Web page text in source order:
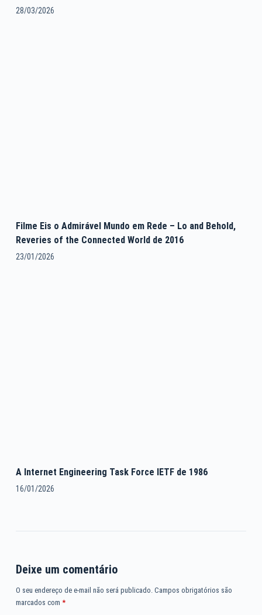
28/03/2026
Filme Eis o Admirável Mundo em Rede – Lo and Behold,
Reveries of the Connected World de 2016
23/01/2026
A Internet Engineering Task Force IETF de 1986
16/01/2026
Deixe um comentário
O seu endereço de e-mail não será publicado. Campos obrigatórios são
marcados com *